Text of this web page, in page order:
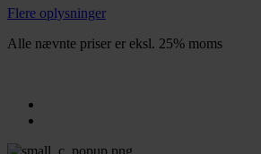
Flere oplysninger
Alle nævnte priser er eksl. 25% moms